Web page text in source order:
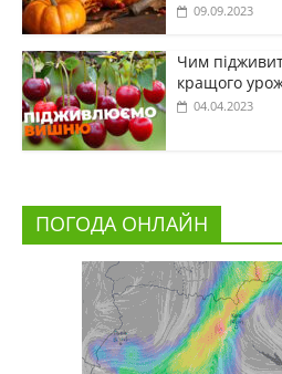
09.09.2023
Чим
кращого
04.04.2023
ПОГОДА ОНЛАЙН